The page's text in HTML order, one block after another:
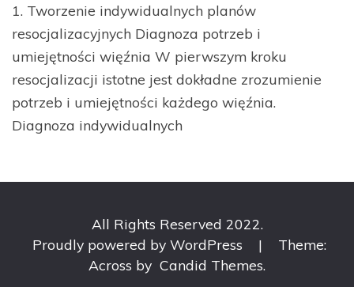
1. Tworzenie indywidualnych planów
resocjalizacyjnych Diagnoza potrzeb i
umiejętności więźnia W pierwszym kroku
resocjalizacji istotne jest dokładne zrozumienie
potrzeb i umiejętności każdego więźnia.
Diagnoza indywidualnych
All Rights Reserved 2022.
Proudly powered by WordPress
|
Theme:
Across by Candid Themes.